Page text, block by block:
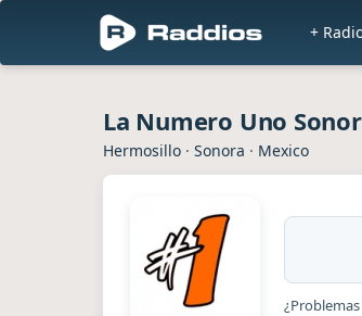
+
La Numero Uno
Hermosillo · Sonora · Mexico